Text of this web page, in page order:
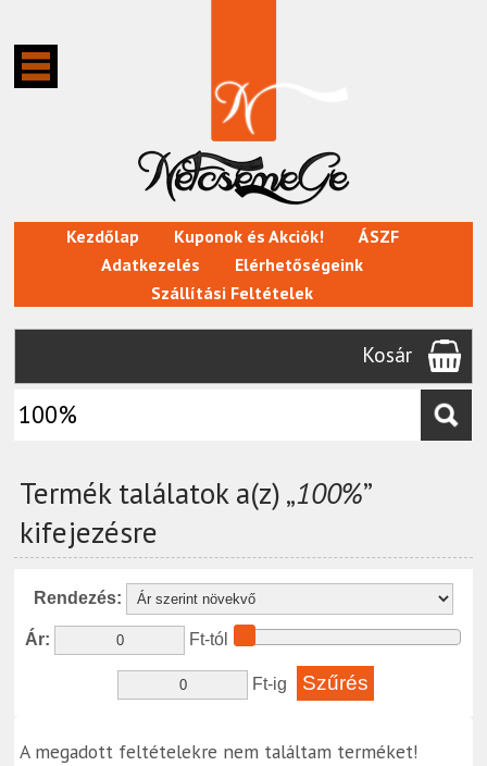
Kezdőlap Kuponok és Akciók!
ÁSZF
Adatkezelés
Elérhetőségeink
Szállítási Feltételek
Kosár
Termék találatok a(z) „100%”
kifejezésre
Rendezés:
Ár: Ft-tól
Ft-ig
A megadott feltételekre nem találtam terméket!